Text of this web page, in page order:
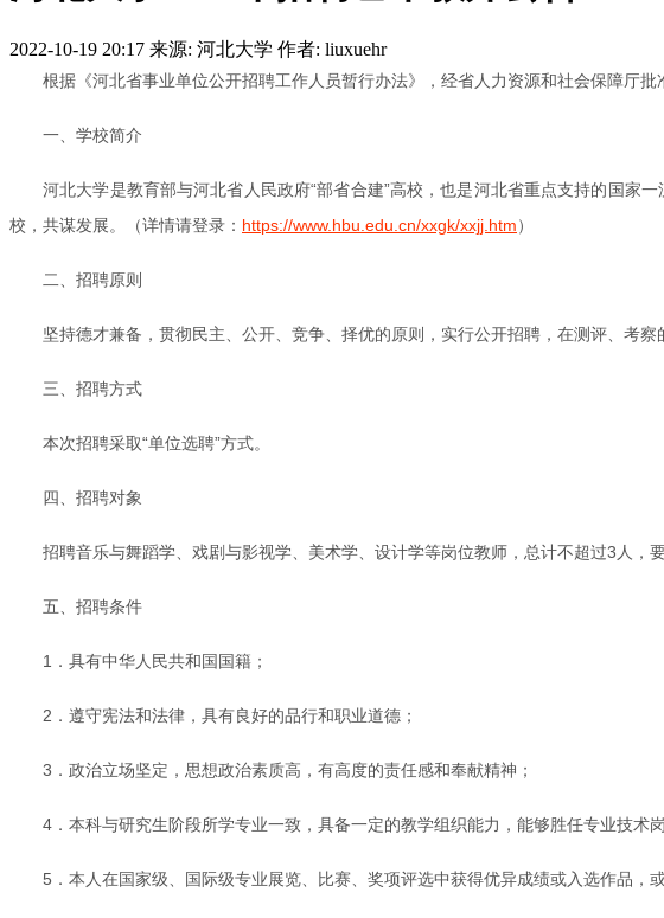
2022-10-19 20:17 来源: 河北大学 作者: liuxuehr
根据《河北省事业单位公开招聘工作人员暂行办法》，经省人力资源和社会保障厅
一、学校简介
河北大学是教育部与河北省人民政府“部省合建”高校，也是河北省重点支持的国家
校，共谋发展。（详情请登录： https://www.hbu.edu.cn/xxgk/xxjj.htm）
二、招聘原则
坚持德才兼备，贯彻民主、公开、竞争、择优的原则，实行公开招聘，在测评、考察
三、招聘方式
本次招聘采取“单位选聘”方式。
四、招聘对象
招聘音乐与舞蹈学、戏剧与影视学、美术学、设计学等岗位教师，总计不超过3人，
五、招聘条件
1．具有中华人民共和国国籍；
2．遵守宪法和法律，具有良好的品行和职业道德；
3．政治立场坚定，思想政治素质高，有高度的责任感和奉献精神；
4．本科与研究生阶段所学专业一致，具备一定的教学组织能力，能够胜任专业技术
5．本人在国家级、国际级专业展览、比赛、奖项评选中获得优异成绩或入选作品，